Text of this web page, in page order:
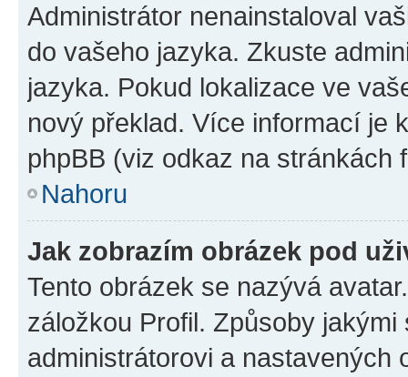
Administrátor nenainstaloval
do vašeho jazyka. Zkuste
jazyka. Pokud lokalizace ve
nový překlad. Více informací je
phpBB (viz odkaz na stránkách
Nahoru
Jak zobrazím obrázek pod
Tento obrázek se nazývá
záložkou Profil. Způsoby
administrátorovi a nastavených